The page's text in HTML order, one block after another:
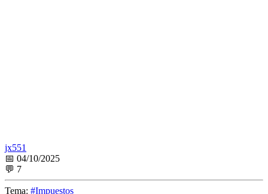
jx551
📅 04/10/2025
💬 7
Tema: #Impuestos